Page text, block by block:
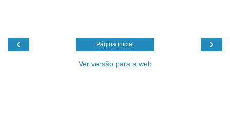
‹ ›
Página inicial
Ver versão para a web